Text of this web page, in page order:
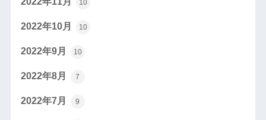
10
2022年10月 10
2022年9月 10
2022年8月 7
2022年7月 9